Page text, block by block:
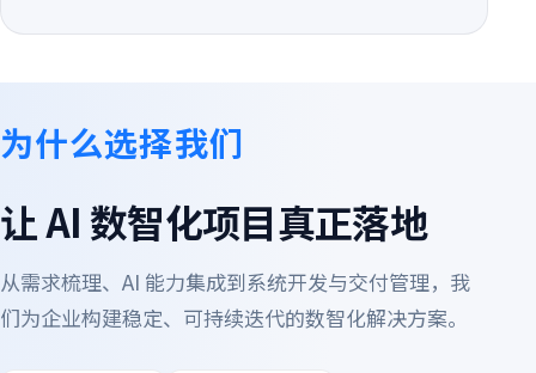
为什么选择我们
让 AI 数智化项目真正落地
从需求梳理、AI 能力集成到系统开发与交付管理，我
们为企业构建稳定、可持续迭代的数智化解决方案。